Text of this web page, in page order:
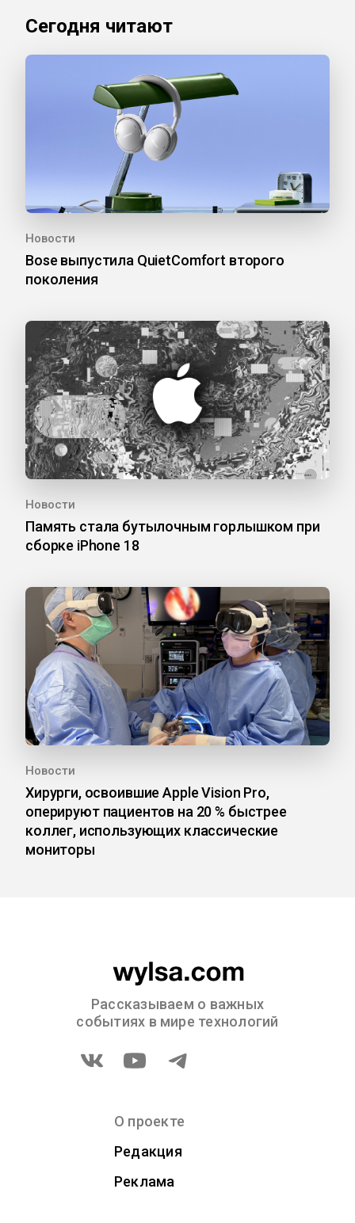
Сегодня читают
Новости
Bose выпустила QuietComfort второго
поколения
Новости
Память стала бутылочным горлышком при
сборке iPhone 18
Новости
Хирурги, освоившие Apple Vision Pro,
оперируют пациентов на 20 % быстрее
коллег, использующих классические
мониторы
Рассказываем о важных
событиях в мире технологий
О проекте
Редакция
Реклама